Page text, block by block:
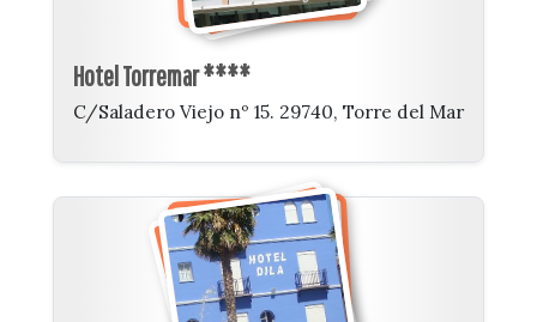
Hotel Torremar ****
C/Saladero Viejo nº 15. 29740, Torre del Mar